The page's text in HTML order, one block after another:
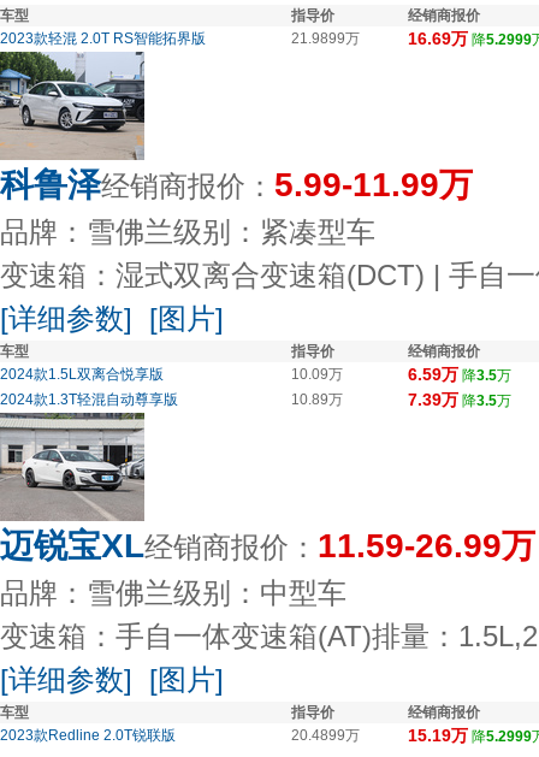
车型 指导价
经销商报价
2023款轻混 2.0T RS智能拓界版
21.9899万 16.69万 降5.2999
科鲁泽经销商报价： 5.99-11.99万
品牌：雪佛兰级别：紧凑型车
变速箱：湿式双离合变速箱(DCT) | 手自
[详细参数]
[图片]
车型 指导价
经销商报价
2024款1.5L双离合悦享版
10.09万 6.59万 降3.5万
2024款1.3T轻混自动尊享版
10.89万 7.39万 降3.5万
迈锐宝XL经销商报价： 11.59-26.99万
品牌：雪佛兰级别：中型车
变速箱：手自一体变速箱(AT)排量：
[详细参数]
[图片]
车型 指导价
经销商报价
2023款Redline 2.0T锐联版
20.4899万 15.19万 降5.2999